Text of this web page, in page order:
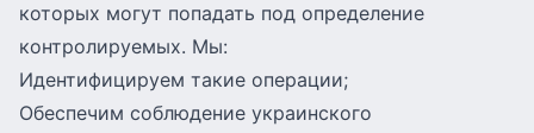
которых могут попадать под определение
контролируемых. Мы:
Идентифицируем такие операции;
Обеспечим соблюдение украинского